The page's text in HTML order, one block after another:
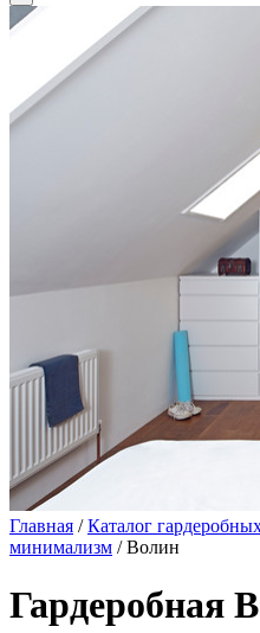
Главная /Каталог
минимализм / Волин
Гардеробная